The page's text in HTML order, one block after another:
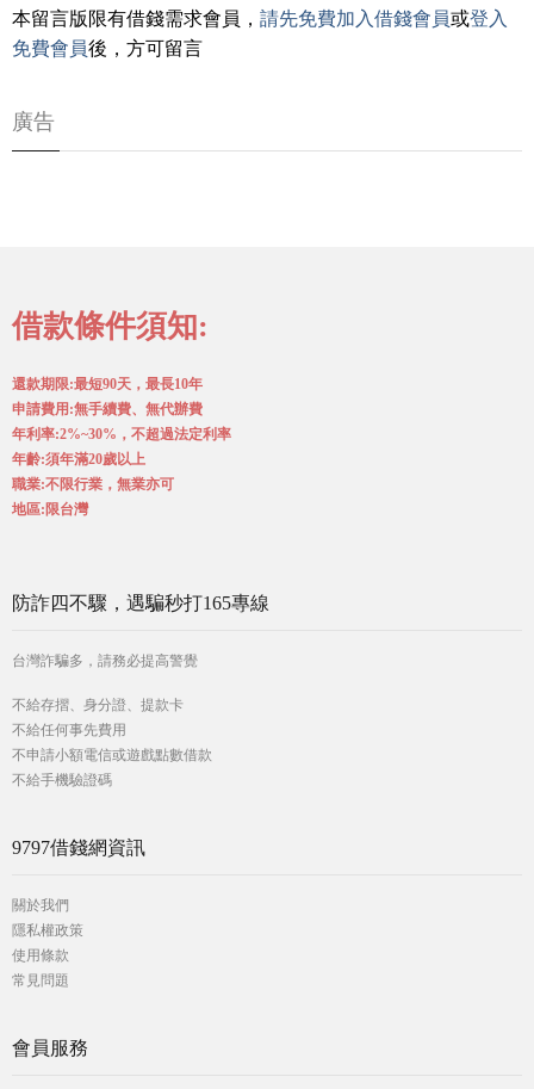
本留言版限有借錢需求會員， 請先免費加入借錢會員或登入
免費會員後，方可留言
廣告
借款條件須知:
還款期限:最短90天，最長10年
申請費用:無手續費、無代辦費
年利率:2%~30%，不超過法定利率
年齡:須年滿20歲以上
職業:不限行業，無業亦可
地區:限台灣
防詐四不驟，遇騙秒打165專線
台灣詐騙多，請務必提高警覺
不給存摺、身分證、提款卡
不給任何事先費用
不申請小額電信或遊戲點數借款
不給手機驗證碼
9797借錢網資訊
關於我們
隱私權政策
使用條款
常見問題
會員服務